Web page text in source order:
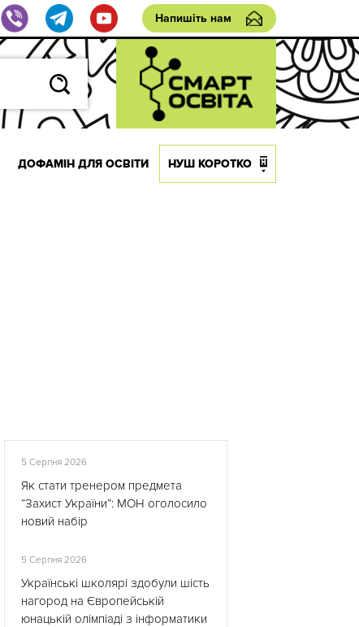
Напишіть нам
ДОФАМІН ДЛЯ ОСВІТИ НУШ КОРОТКО
5 Серпня 2026
Як стати тренером предмета
“Захист України”: МОН оголосило
новий набір
5 Серпня 2026
Українські школярі здобули шість
нагород на Європейській
юнацькій олімпіаді з інформатики